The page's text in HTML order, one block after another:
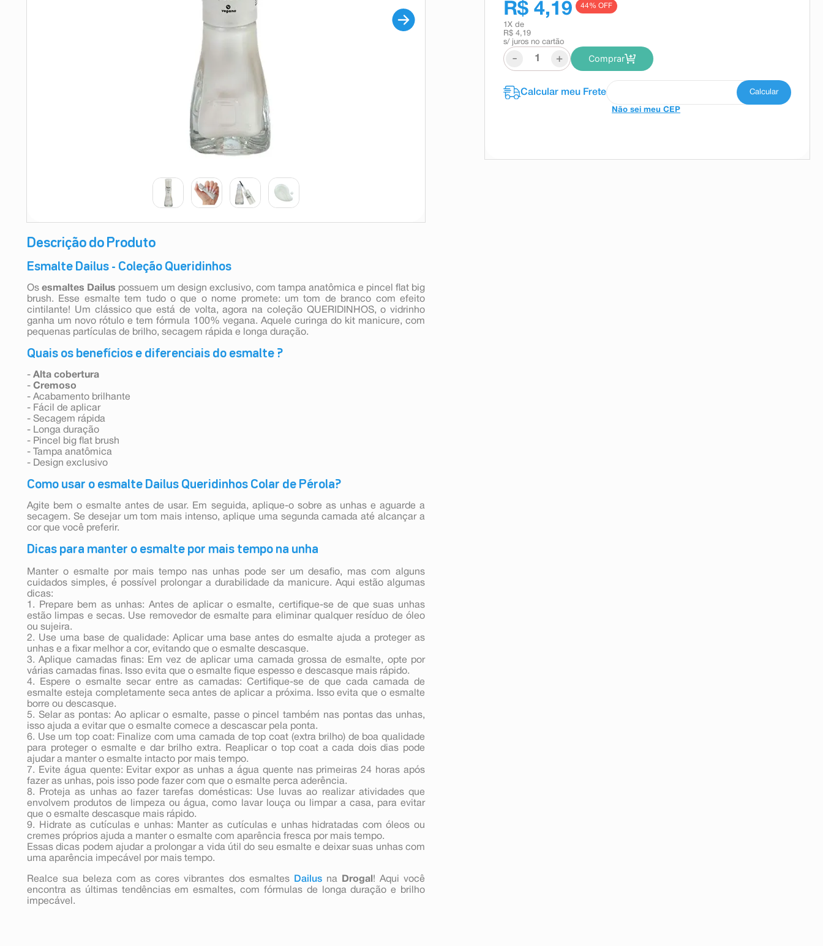
Descrição do Produto
Esmalte Dailus - Coleção Queridinhos
Os esmaltes Dailus possuem um design exclusivo, com tampa anatômica e pincel flat big
brush. Esse esmalte tem tudo o que o nome promete: um tom de branco com efeito
cintilante! Um clássico que está de volta, agora na coleção QUERIDINHOS, o vidrinho
ganha um novo rótulo e tem fórmula 100% vegana. Aquele curinga do kit manicure, com
pequenas partículas de brilho, secagem rápida e longa duração.
Quais os benefícios e diferenciais do esmalte ?
- Alta cobertura
- Cremoso
- Acabamento brilhante
- Fácil de aplicar
- Secagem rápida
- Longa duração
- Pincel big flat brush
- Tampa anatômica
- Design exclusivo
Como usar o esmalte Dailus Queridinhos Colar de Pérola?
Agite bem o esmalte antes de usar. Em seguida, aplique-o sobre as unhas e aguarde a
secagem. Se desejar um tom mais intenso, aplique uma segunda camada até alcançar a
cor que você preferir.
Dicas para manter o esmalte por mais tempo na unha
Manter o esmalte por mais tempo nas unhas pode ser um desafio, mas com alguns
cuidados simples, é possível prolongar a durabilidade da manicure. Aqui estão algumas
dicas:
1. Prepare bem as unhas: Antes de aplicar o esmalte, certifique-se de que suas unhas
estão limpas e secas. Use removedor de esmalte para eliminar qualquer resíduo de óleo
ou sujeira.
2. Use uma base de qualidade: Aplicar uma base antes do esmalte ajuda a proteger as
unhas e a fixar melhor a cor, evitando que o esmalte descasque.
3. Aplique camadas finas: Em vez de aplicar uma camada grossa de esmalte, opte por
várias camadas finas. Isso evita que o esmalte fique espesso e descasque mais rápido.
4. Espere o esmalte secar entre as camadas: Certifique-se de que cada camada de
esmalte esteja completamente seca antes de aplicar a próxima. Isso evita que o esmalte
borre ou descasque.
5. Selar as pontas: Ao aplicar o esmalte, passe o pincel também nas pontas das unhas,
isso ajuda a evitar que o esmalte comece a descascar pela ponta.
6. Use um top coat: Finalize com uma camada de top coat (extra brilho) de boa qualidade
para proteger o esmalte e dar brilho extra. Reaplicar o top coat a cada dois dias pode
ajudar a manter o esmalte intacto por mais tempo.
7. Evite água quente: Evitar expor as unhas a água quente nas primeiras 24 horas após
fazer as unhas, pois isso pode fazer com que o esmalte perca aderência.
8. Proteja as unhas ao fazer tarefas domésticas: Use luvas ao realizar atividades que
envolvem produtos de limpeza ou água, como lavar louça ou limpar a casa, para evitar
que o esmalte descasque mais rápido.
9. Hidrate as cutículas e unhas: Manter as cutículas e unhas hidratadas com óleos ou
cremes próprios ajuda a manter o esmalte com aparência fresca por mais tempo.
Essas dicas podem ajudar a prolongar a vida útil do seu esmalte e deixar suas unhas com
uma aparência impecável por mais tempo.
Realce sua beleza com as cores vibrantes dos esmaltes Dailus na Drogal ! Aqui você
encontra as últimas tendências em esmaltes, com fórmulas de longa duração e brilho
impecável.
R$ 4,19 44% OFF
1 X de
R$ 4,19
s/ juros no cartão
- + Comprar
Não sei meu CEP
absorvente